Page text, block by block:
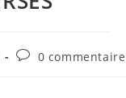
0 commentaire